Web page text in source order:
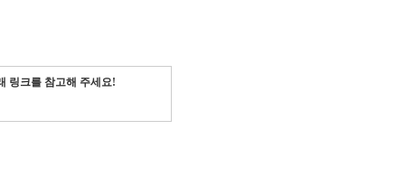
링크를 참고해 주세요!